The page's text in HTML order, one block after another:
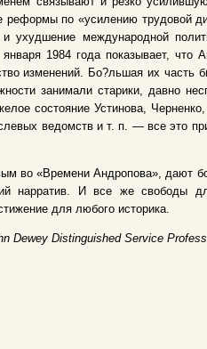
по «усилению трудовой
и ухудшение международной
1984 года показывает, что
изменений. Бо?льшая их часть
занимали старики, давно
состояние Устинова,
ведомств и т. п. — все это
во «Времени Андропова», дают
нарратив. И все же свободы
для любого историка.
Dewey Distinguished Service